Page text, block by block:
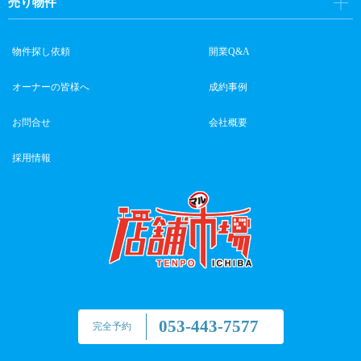
完全予約 053-443-7577
物件探し依頼 開業Q&A
オーナーの皆様へ 成約事例
お問合せ 会社概要
採用情報